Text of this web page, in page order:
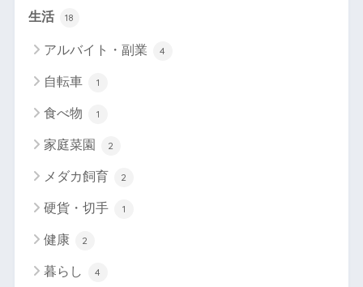
生活 18
アルバイト・副業 4
自転車 1
食べ物 1
家庭菜園 2
メダカ飼育 2
硬貨・切手 1
健康 2
暮らし 4